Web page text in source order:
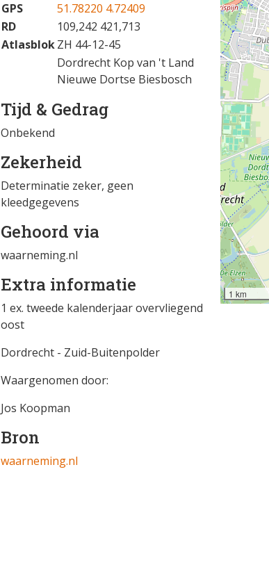
GPS
51.78220 4.72409
RD
109,242 421,713
AtlasblokZH 44-12-45
Dordrecht Kop van 't Land
Nieuwe Dortse Biesbosch
Tijd & Gedrag
Onbekend
Zekerheid
Determinatie zeker, geen
kleedgegevens
Gehoord via
waarneming.nl
Extra informatie
1 ex. tweede kalenderjaar overvliegend
oost
Dordrecht - Zuid-Buitenpolder
Waargenomen door:
Jos Koopman
Bron
waarneming.nl
1 km